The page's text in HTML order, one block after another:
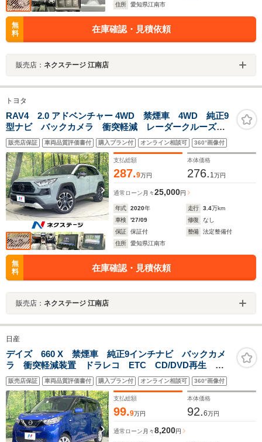
住所
愛知県江南市
無
料
在庫確認・見積依頼
販売店： ネクステージ 江南店
トヨタ
RAV4 2.0 アドベンチャー 4WD 禁煙車 4WD 純正9
型ナビ バックカメラ 衝突軽減 レーダークルーズ
レザー調シート パワーシート ドラレコ 純正19イン
チアルミ コーナーセンサー スマートキー LEDヘッ
ド ETC2.0
販売店保証 車両品質評価書付 購入プラン付 オンライン相談可 360°画像付
支払総額
287.9万円
本体価格
276. 1 万円
通常ローン 月々25,000円
年式 2020年 走行 3.4万km
車検
'27/09 修復
なし
保証
保証付 整備
法定整備付
住所
愛知県江南市
無
料
在庫確認・見積依頼
販売店： ネクステージ 江南店
日産
デイズ 660 X 禁煙車 純正9インチナビ バックカメ
ラ 衝突軽減装置 ドラレコ ETC CD/DVD再生
Bluetooth ドアバイザー 盗難防止装置 プライバシー
ガラス アオドリングストッフ
販売店保証 車両品質評価書付 購入プラン付 オンライン相談可 360°画像付
支払総額
99.9万円
本体価格
92.6万円
通常ローン 月々8,200円